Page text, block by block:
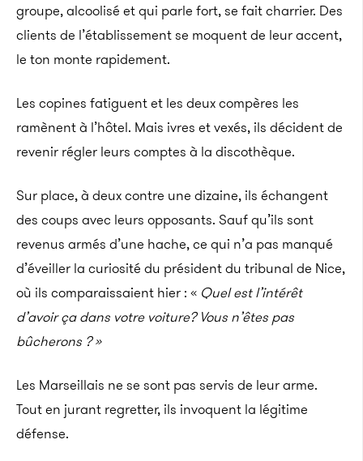
groupe, alcoolisé et qui parle fort, se fait charrier. Des
clients de l’établissement se moquent de leur accent,
le ton monte rapidement.
Les copines fatiguent et les deux compères les
ramènent à l’hôtel. Mais ivres et vexés, ils décident de
revenir régler leurs comptes à la discothèque.
Sur place, à deux contre une dizaine, ils échangent
des coups avec leurs opposants. Sauf qu’ils sont
revenus armés d’une hache, ce qui n’a pas manqué
d’éveiller la curiosité du président du tribunal de Nice,
où ils comparaissaient hier : « Quel est l’intérêt
d’avoir ça dans votre voiture? Vous n’êtes pas
bûcherons ? »
Les Marseillais ne se sont pas servis de leur arme.
Tout en jurant regretter, ils invoquent la légitime
défense.